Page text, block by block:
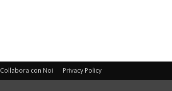
Collabora con Noi Privacy Policy